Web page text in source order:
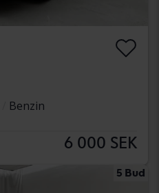
Benzin
6 000 SEK
5 Bud